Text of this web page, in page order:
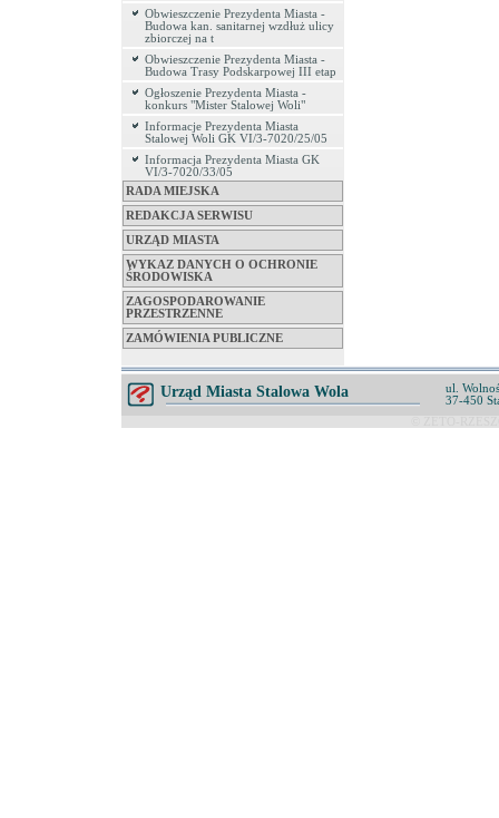
Obwieszczenie Prezydenta Miasta -
Budowa kan. sanitarnej wzdłuż ulicy
zbiorczej na t
Obwieszczenie Prezydenta Miasta -
Budowa Trasy Podskarpowej III etap
Ogłoszenie Prezydenta Miasta -
konkurs "Mister Stalowej Woli"
Informacje Prezydenta Miasta
Stalowej Woli GK VI/3-7020/25/05
Informacja Prezydenta Miasta GK
VI/3-7020/33/05
RADA MIEJSKA
REDAKCJA SERWISU
URZĄD MIASTA
WYKAZ DANYCH O OCHRONIE
ŚRODOWISKA
ZAGOSPODAROWANIE
PRZESTRZENNE
ZAMÓWIENIA PUBLICZNE
Urząd Miasta Stalowa Wola
ul.
37-450